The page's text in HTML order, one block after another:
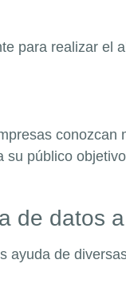
para realizar el
público
de datos
ayuda de